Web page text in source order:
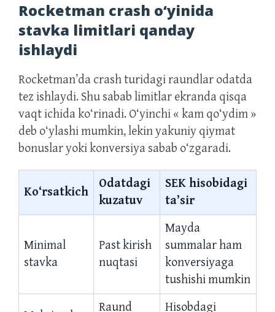
Rocketman crash o‘yinida
stavka limitlari qanday
ishlaydi
Rocketman’da crash turidagi raundlar odatda
tez ishlaydi. Shu sabab limitlar ekranda qisqa
vaqt ichida ko‘rinadi. O‘yinchi « kam qo‘ydim »
deb o‘ylashi mumkin, lekin yakuniy qiymat
bonuslar yoki konversiya sabab o‘zgaradi.
Ko‘rsatkich
Odatdagi
kuzatuv
SEK hisobidagi
ta’sir
Minimal
stavka
Past kirish
nuqtasi
Mayda
summalar ham
konversiyaga
tushishi mumkin
Raund
Hisobdagi